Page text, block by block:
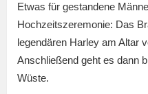
Etwas für gestandene
Hochzeitszeremonie: Das
legendären Harley am Altar
Anschließend geht es dann
Wüste.